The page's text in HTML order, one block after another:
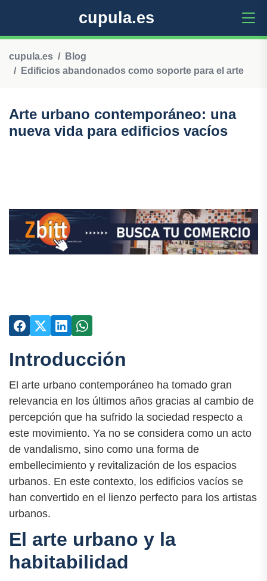
cupula.es
cupula.es
Blog
Edificios abandonados como soporte para el arte
Arte urbano contemporáneo: una
nueva vida para edificios vacíos
Introducción
El arte urbano contemporáneo ha tomado gran
relevancia en los últimos años gracias al cambio de
percepción que ha sufrido la sociedad respecto a
este movimiento. Ya no se considera como un acto
de vandalismo, sino como una forma de
embellecimiento y revitalización de los espacios
urbanos. En este contexto, los edificios vacíos se
han convertido en el lienzo perfecto para los artistas
urbanos.
El arte urbano y la
habitabilidad